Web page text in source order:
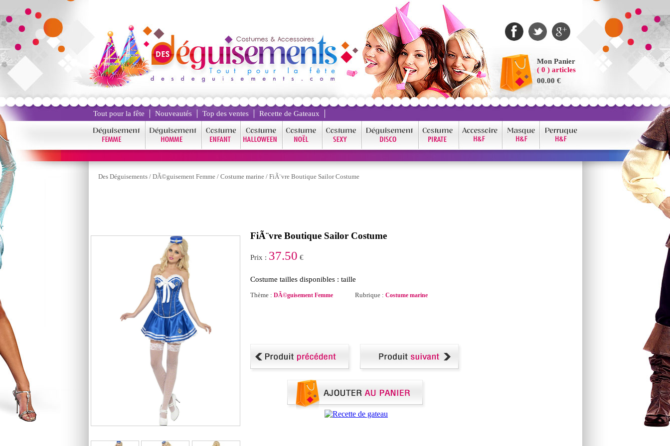
Mon Panier
( 0 ) articles
00.00 €
Tout pour la fête Nouveautés Top des ventes Recette de Gateaux
Des Déguisements / DÃ©guisement Femme / Costume marine / FiÃ¨vre Boutique Sailor Costume
FiÃ¨vre Boutique Sailor Costume
Prix : 37.50 €
Costume tailles disponibles : taille
Thème : DÃ©guisement Femme Rubrique : Costume marine